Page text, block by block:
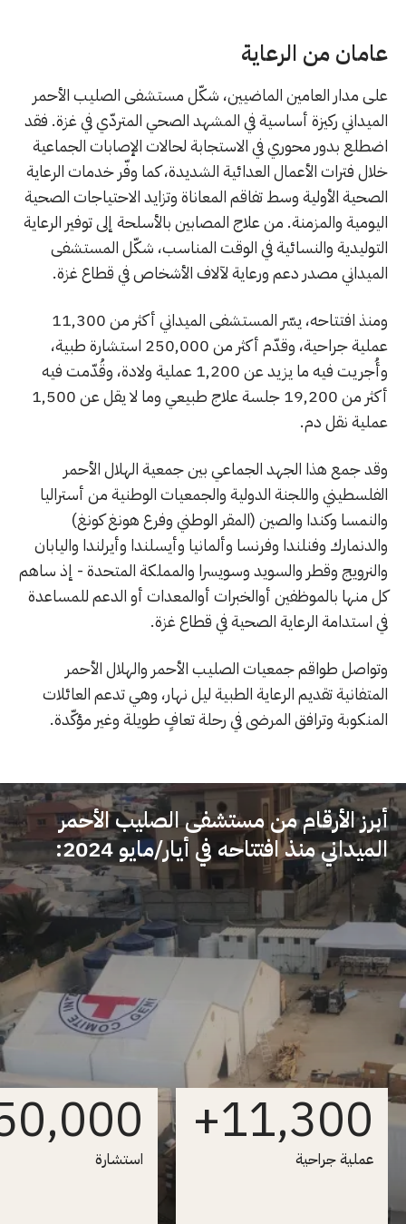
عامان من الرعاية
على مدار العامين الماضيين، شكّل مستشفى الصليب الأحمر
الميداني ركيزة أساسية في المشهد الصحي المتردّي في غزة. فقد
اضطلع بدور محوري في الاستجابة لحالات الإصابات الجماعية
خلال فترات الأعمال العدائية الشديدة، كما وفّر خدمات الرعاية
الصحية الأولية وسط تفاقم المعاناة وتزايد الاحتياجات الصحية
اليومية والمزمنة. من علاج المصابين بالأسلحة إلى توفير الرعاية
التوليدية والنسائية في الوقت المناسب، شكّل المستشفى
الميداني مصدر دعم ورعاية لآلاف الأشخاص في قطاع غزة.
ومنذ افتتاحه، يسّر المستشفى الميداني أكثر من 11,300
عملية جراحية، وقدّم أكثر من 250,000 استشارة طبية،
وأُجريت فيه ما يزيد عن 1,200 عملية ولادة، وقُدّمت فيه
أكثر من 19,200 جلسة علاج طبيعي وما لا يقل عن 1,500
عملية نقل دم.
وقد جمع هذا الجهد الجماعي بين جمعية الهلال الأحمر
الفلسطيني واللجنة الدولية والجمعيات الوطنية من أستراليا
والنمسا وكندا والصين (المقر الوطني وفرع هونغ كونغ)
والدنمارك وفنلندا وفرنسا وألمانيا وأيسلندا وأيرلندا واليابان
والنرويج وقطر والسويد وسويسرا والمملكة المتحدة - إذ ساهم
كل منها بالموظفين أوالخبرات أوالمعدات أو الدعم للمساعدة
في استدامة الرعاية الصحية في قطاع غزة.
وتواصل طواقم جمعيات الصليب الأحمر والهلال الأحمر
المتفانية تقديم الرعاية الطبية ليل نهار، وهي تدعم العائلات
المنكوبة وترافق المرضى في رحلة تعافٍ طويلة وغير مؤكّدة.
أبرز الأرقام من مستشفى الصليب الأحمر
الميداني منذ افتتاحه في أيار/مايو 2024:
11,300+
عملية جراحية استشارة